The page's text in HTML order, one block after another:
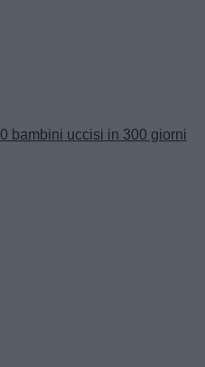
bambini uccisi in 300 giorni